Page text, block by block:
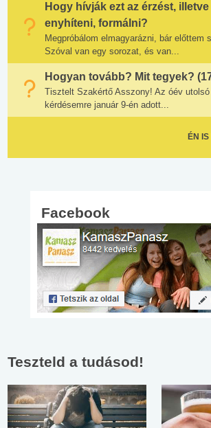
Hogy hívják ezt az érzést,
enyhíteni, formálni?
Megpróbálom elmagyarázni, bár előttem
Szóval van egy sorozat, és van...
Hogyan tovább? Mit tegyek?
Tisztelt Szakértő Asszony! Az óév
kérdésemre január 9-én adott...
ÉN
Facebook
Teszteld a tudásod!